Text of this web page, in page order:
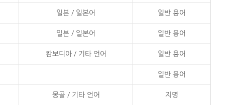
일본 / 일본어 일반 용어
일본 / 일본어 일반 용어
캄보디아 / 기타 언어 일반 용어
일반 용어
몽골 / 기타 언어 지명